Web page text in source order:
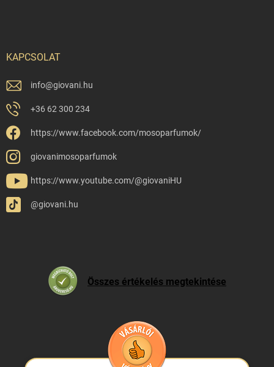
KAPCSOLAT
info@giovani.hu
+36 62 300 234
https://www.facebook.com/mosoparfumok/
giovanimosoparfumok
https://www.youtube.com/@giovaniHU
@giovani.hu
Összes értékelés megtekintése